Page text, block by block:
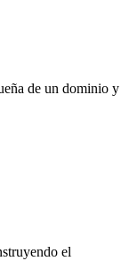
de un dominio y
el